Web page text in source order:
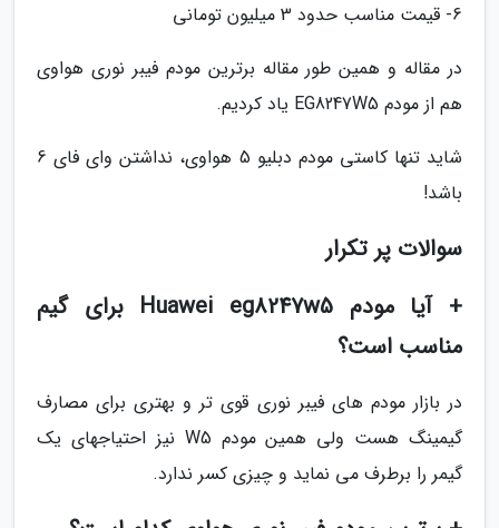
6- قیمت مناسب حدود 3 میلیون تومانی
در مقاله و همین طور مقاله برترین مودم فیبر نوری هواوی
هم از مودم EG8247W5 یاد کردیم.
شاید تنها کاستی مودم دبلیو 5 هواوی، نداشتن وای فای 6
باشد!
سوالات پر تکرار
+ آیا مودم Huawei eg8247w5 برای گیم
مناسب است؟
در بازار مودم های فیبر نوری قوی تر و بهتری برای مصارف
گیمینگ هست ولی همین مودم W5 نیز احتیاجهای یک
گیمر را برطرف می نماید و چیزی کسر ندارد.